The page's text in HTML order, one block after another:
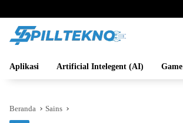
Aplikasi Artificial Intelegent (AI) Game
Beranda Sains